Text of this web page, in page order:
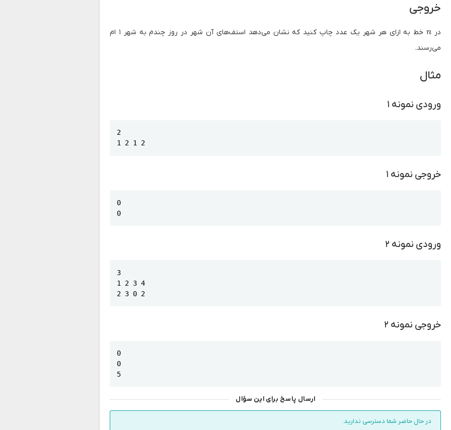
خروجی
در n
خط به ازای هر شهر یک عدد چاپ کنید که نشان می‌دهد استف‌های آن شهر در روز چندم به شهر ۱ ام
می‌رسند.
مثال
ورودی نمونه ۱
2
1 2 1 2
خروجی نمونه ۱
0
0
ورودی نمونه ۲
3
1 2 3 4
2 3 0 2
خروجی نمونه ۲
0
0
5
ارسال پاسخ برای این سؤال
در حال حاضر شما دسترسی ندارید.